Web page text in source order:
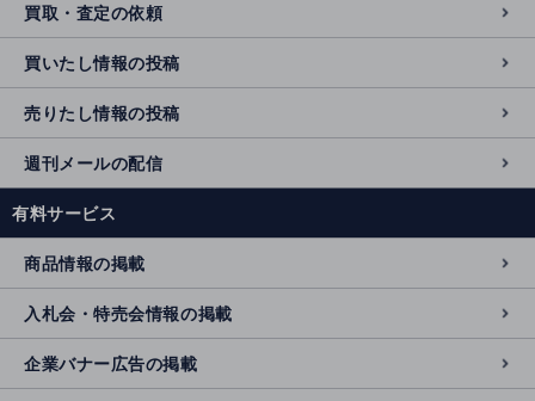
買取・査定の依頼
買いたし情報の投稿
売りたし情報の投稿
週刊メールの配信
有料サービス
商品情報の掲載
入札会・特売会情報の掲載
企業バナー広告の掲載